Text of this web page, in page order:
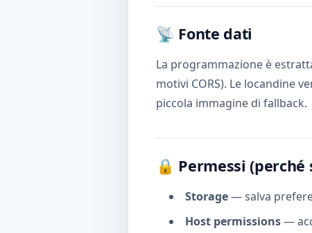
📡 Fonte dati
La programmazione è
motivi CORS). Le locandine
piccola immagine di fallback.
🔒 Permessi (perché
Storage— salva
Host permissions—